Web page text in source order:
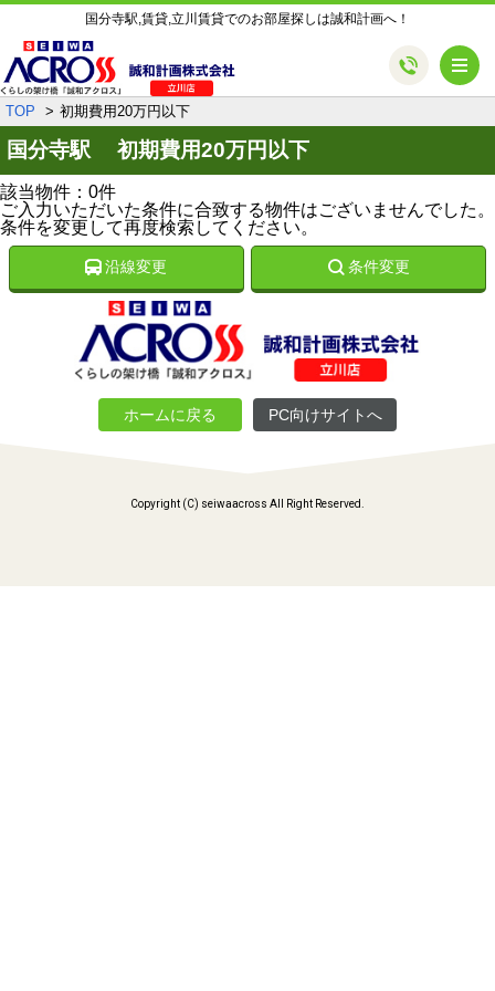
国分寺駅,賃貸,立川賃貸でのお部屋探しは誠和計画へ！
TOP 初期費用20万円以下
国分寺駅 初期費用20万円以下
該当物件：0件
ご入力いただいた条件に合致する物件はございませんでした。
条件を変更して再度検索してください。
沿線変更 条件変更
ホームに戻る PC向けサイトへ
Copyright (C) seiwaacross All Right Reserved.